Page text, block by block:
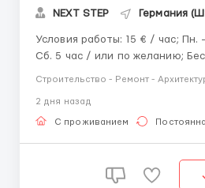
NEXT STEP Германия
Условия работы: 15 € / час; Пн. - Пт. 8-10 час / день.
Сб. 5 час / или по желанию; Бесплатное проживание
технологии; Шпаклевка. Требования к кандидату:
Опыт работы...
Строительство - Ремонт -
2 дня назад
С проживанием